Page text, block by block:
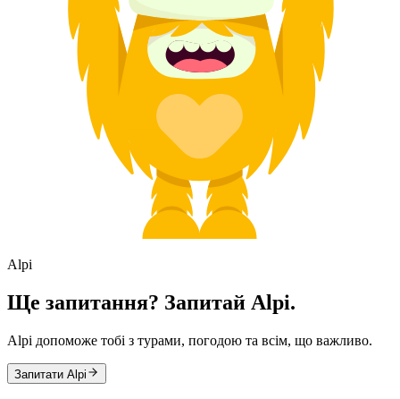
Alpi
Ще запитання? Запитай Alpi.
Alpi допоможе тобі з турами, погодою та всім, що важливо.
Запитати Alpi